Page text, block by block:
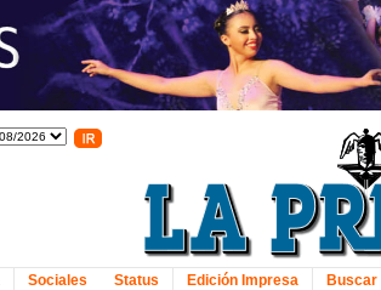
Sociales Status Edición Impresa Buscar